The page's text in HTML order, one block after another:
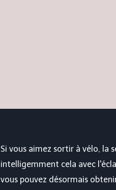
Si vous aimez sortir à vélo,
intelligemment cela avec
vous pouvez désormais